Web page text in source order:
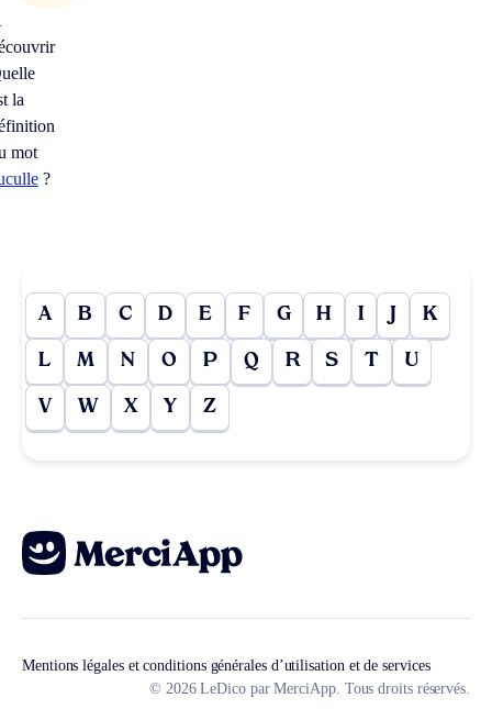
la
mot
?
A B C D E F G H I J K
L M N O P Q R S T U
V W X Y Z
Mentions légales et conditions générales d’utilisation et de services
© 2026 LeDico par MerciApp. Tous droits réservés.